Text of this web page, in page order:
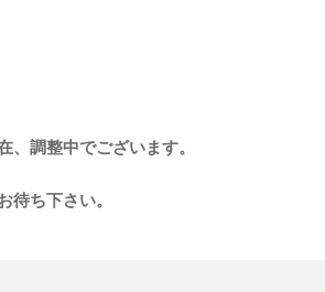
、調整中でございます。
待ち下さい。